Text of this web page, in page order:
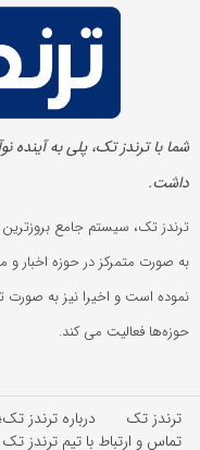
شما با ترندز تک، پلی به
داشت.
به صورت متمرکز در حوزه اخبار و
نموده است و اخیرا نیز به صورت
حوزه‌ها فعالیت می کند.
ترندز تک
درباره ترندز
تماس و ارتباط با تیم ترندز تک